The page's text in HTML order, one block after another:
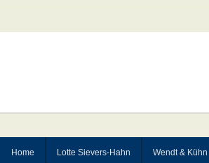
Home Lotte Sievers-Hahn Wendt & Kühn